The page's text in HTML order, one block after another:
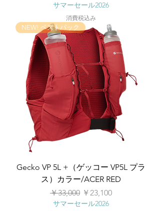
サマーセール2026
消費税込み
NEW! ベストパック
Gecko VP 5L +（ゲッコー VP5L プラ
ス）カラー/ACER RED
通常価格
￥33,000 セール価格
￥23,100
サマーセール2026